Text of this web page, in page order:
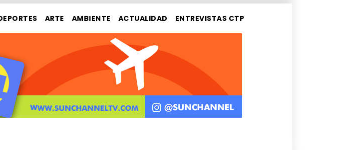
ARTE AMBIENTE ACTUALIDAD ENTREVISTAS CTP